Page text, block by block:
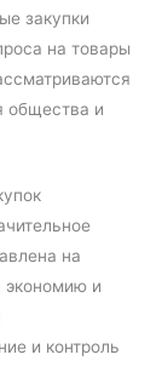
закупки
на товары
общества и
​​на
экономию и
и контроль